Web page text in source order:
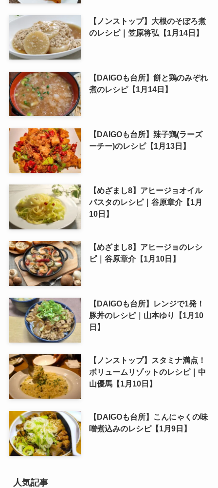
【ノンストップ】大根のそぼろ煮
のレシピ｜笠原将弘【1月14日】
【DAIGOも台所】餅と鶏のみぞれ
煮のレシピ【1月14日】
【DAIGOも台所】辣子鶏(ラーズ
ーチー)のレシピ【1月13日】
【めざまし8】アヒージョオイル
パスタのレシピ｜谷原章介【1月
10日】
【めざまし8】アヒージョのレシ
ピ｜谷原章介【1月10日】
【DAIGOも台所】レンジで1発！
豚丼のレシピ｜山本ゆり【1月10
日】
【ノンストップ】スタミナ満点！
ボリュームリゾットのレシピ｜中
山優馬【1月10日】
【DAIGOも台所】こんにゃくの味
噌煮込みのレシピ【1月9日】
人気記事